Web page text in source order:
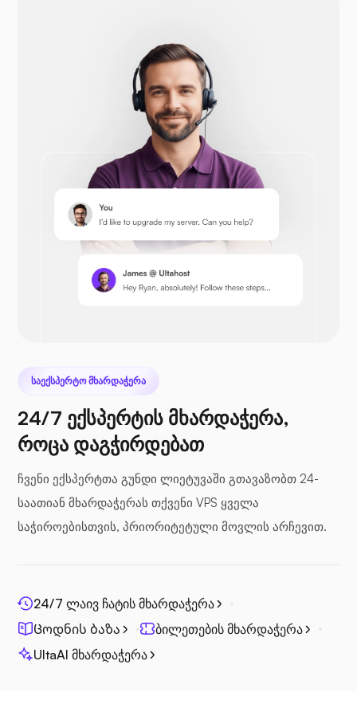
Opencart
ზღვის ფაილი
ფოტოპრიზმა
ᲡᲐᲔᲥᲡᲞᲔᲠᲢᲝ ᲛᲮᲐᲠᲓᲐᲭᲔᲠᲐ
24/7 ექსპერტის მხარდაჭერა,
როცა დაგჭირდებათ
ჩვენი ექსპერტთა გუნდი ლიეტუვაში გთავაზობთ 24-
საათიან მხარდაჭერას თქვენი VPS ყველა
საჭიროებისთვის, პრიორიტეტული მოვლის არჩევით.
24/7 ლაივ ჩატის მხარდაჭერა
Ცოდნის ბაზა
ბილეთების მხარდაჭერა
UltaAI მხარდაჭერა